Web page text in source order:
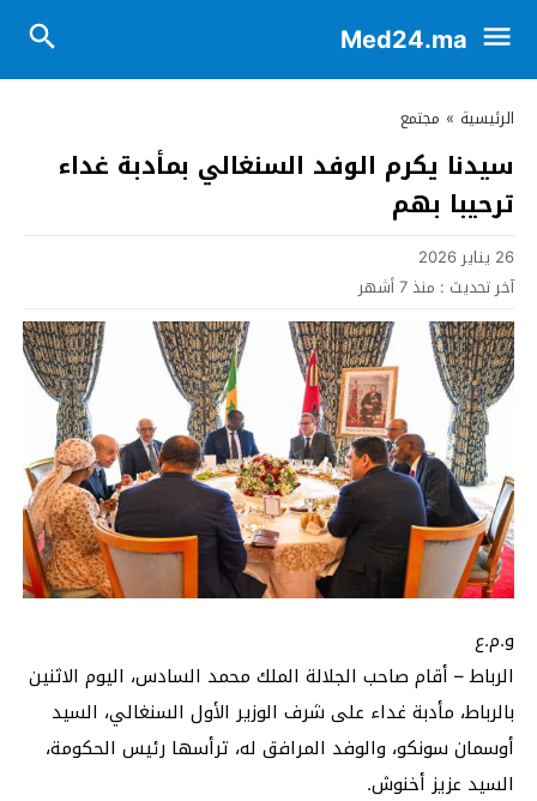
Med24.ma
الرئيسية » مجتمع
سيدنا يكرم الوفد السنغالي بمأدبة غداء
ترحيبا بهم
26 يناير 2026
آخر تحديث : منذ 7 أشهر
و.م.ع
الرباط – أقام صاحب الجلالة الملك محمد السادس، اليوم الاثنين
بالرباط، مأدبة غداء على شرف الوزير الأول السنغالي، السيد
أوسمان سونكو، والوفد المرافق له، ترأسها رئيس الحكومة،
السيد عزيز أخنوش.